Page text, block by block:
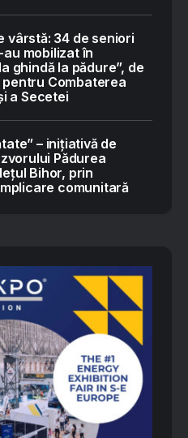
vârstă: 34 de seniori
mobilizat în
ghindă la pădure”, de
pentru Combaterea
a Secetei
– inițiativă de
Pădurea
Bihor, prin
comunitară